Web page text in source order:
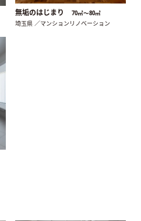
無垢のはじまり 70㎡〜80㎡
埼玉県 ／マンションリノベーション